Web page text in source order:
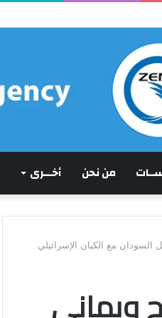
من نحن أخـــرى
مع الكيان الإسرائيلي
ويماني